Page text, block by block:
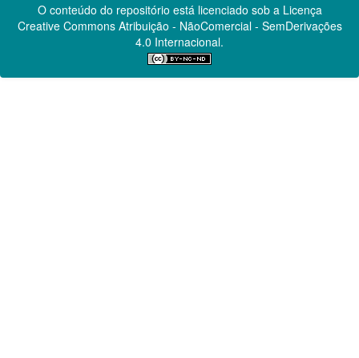
O conteúdo do repositório está licenciado sob a Licença
Creative CommonsAtribuição - NãoComercial - SemDerivações
4.0 Internacional.